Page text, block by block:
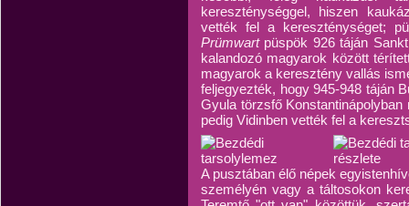
kereszténységgel, hiszen
vették fel a kereszténységet;
Prümwartpüspök 926 táján
kalandozó magyarok között
magyarok a keresztény vallás
feljegyezték, hogy 945-948 táján
Gyula törzsfő
pedig Vidinben vették fel a
A pusztában élő népek
személyén vagy a táltosokon